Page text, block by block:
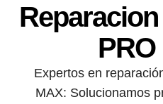
PRO
Expertos en
MAX: Solucionamos